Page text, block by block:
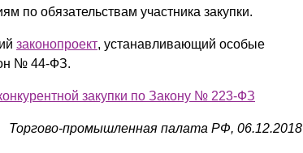
по обязательствам участника закупки.
законопроект, устанавливающий особые
№ 44-ФЗ.
закупки по Закону № 223-ФЗ
Торгово-промышленная палата РФ, 06.12.2018